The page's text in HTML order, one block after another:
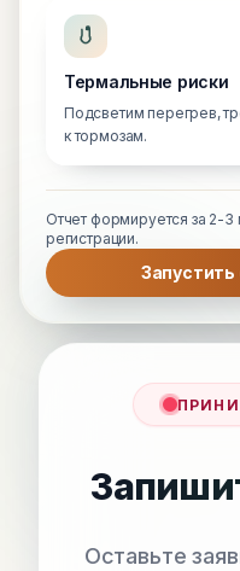
Термальные риски
Подсветим перегрев,
к тормозам.
Отчет формируется за 2-3
регистрации.
Оставьте